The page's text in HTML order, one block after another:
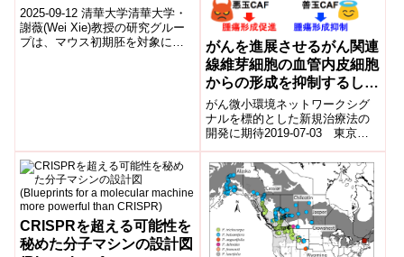
establishment of
chromatin architecture
interplays with embryo
2025-09-12 清華大学清華大学・
謝薇(Wei Xie)教授の研究グルー
プは、マウス初期胚を対象に、
がんを進展させるがん関連
線維芽細胞の血管内皮細胞
からの形成を抑制するしく
みを解明
がん微小環境ネットワークシグ
ナルを標的とした新規治療法の
開発に期待2019-07-03 東京医
科歯科大学,日本医療研究開発機
構ポイント がんの進展を促進す
るがん...
CRISPRを超える可能性を
秘めた分子マシンの設計図